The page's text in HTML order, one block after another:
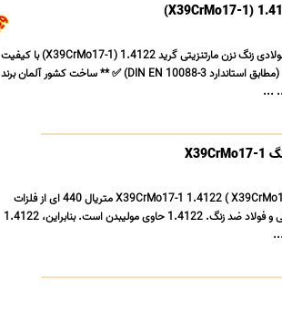
**🔥 آگهی فروش ویژه شرکت پوریا استیل پایدار🔥** **میلگرد فولادی زنگ نزن مارتنزیتی گرید 1.4122 (X39CrMo17-1) با کیفیت
تضمینی** **📌 مشخصات فنی محصول** ✅ **گرید** 1.4122 (مطابق استاندارد DIN EN 10088-3) ✅ ** ساخت کشور آلمان برند
فروش میلگرد استنلس استیل (440A ) 1.4122 ضد زنگ X39CrMo17-1 1.4122 ( X39CrMo17-1 ) متریال 440 ای از فلزات
مارتنزیتی ( قابل سخت کاری ) و ضد زنگ میباشد . فولاد، مارتنزیتی و فولاد ضد زنگ. 1.4122 حاوی مولیبدن است. بنابراین، 1.4122